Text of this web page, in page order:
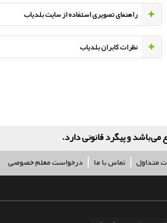
راهنمای تصویری استفاده از سایت بلدیاب
نظرات کابران بلدیاب
می‌باشد و پیگرد قانونی دارد.
متداول تماس با ما درخواست معلم خصوصی